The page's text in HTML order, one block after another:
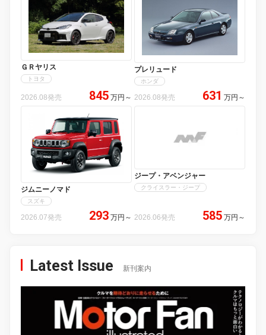
ＧＲヤリス
トヨタ
2026.08発売 845 万円 ～
プレリュード
ホンダ
2026.08発売 631 万円 ～
ジムニーノマド
スズキ
2026.07発売 293 万円 ～
ジープ・アベンジャー
クライスラー・ジープ
2026.06発売 585 万円 ～
Latest Issue 新刊案内